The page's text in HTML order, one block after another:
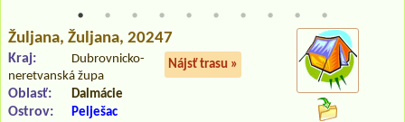
Žuljana, Žuljana, 20247
Nájsť trasu »
Kraj:
Dubrovnicko-
neretvanská župa
Oblasť: Dalmácie
Ostrov: Pelješac